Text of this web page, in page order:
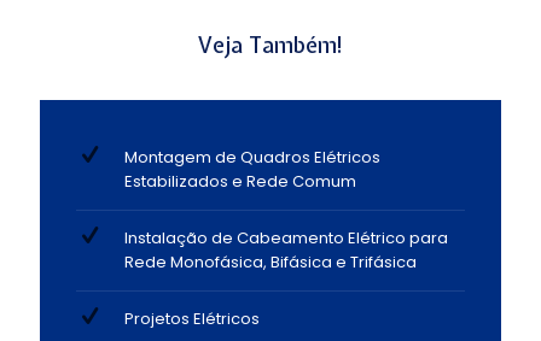
Veja Também!
Montagem de Quadros Elétricos
Estabilizados e Rede Comum
Instalação de Cabeamento Elétrico para
Rede Monofásica, Bifásica e Trifásica
Projetos Elétricos